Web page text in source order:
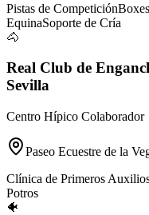
Pistas de Competición
EquinaSoporte de Cría
🐴
Real Club de
Sevilla
Centro Hípico Colaborador
Paseo Ecuestre de la
Clínica de Primeros
Potros
🐠